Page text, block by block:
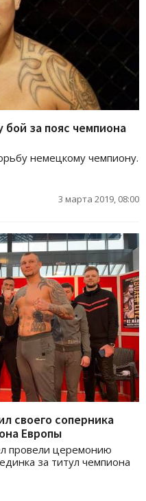
бой за пояс чемпиона
немецкому чемпиону.
3 марта 2019, 08:00
своего соперника
Европы
провели церемонию
за титул чемпиона